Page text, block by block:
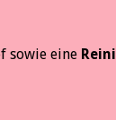
sowie eine